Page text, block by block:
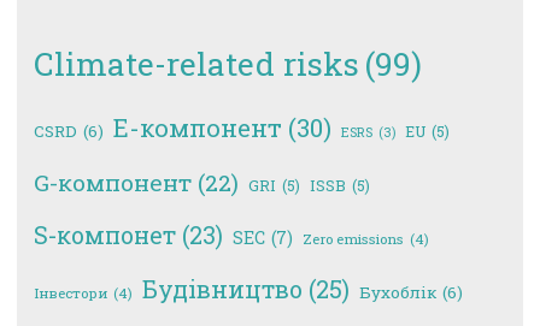
Climate-related risks (99)
CSRD (6) E-компонент (30) ESRS (3) EU (5)
G-компонент (22) GRI (5) ISSB (5)
S-компонет (23) SEC (7) Zero emissions (4)
Інвестори (4) Будівництво (25) Бухоблік (6)